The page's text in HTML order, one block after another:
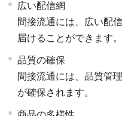
広い配信網
間接流通には、広い配
届けることができます。
品質の確保
間接流通には、品質管
が確保されます。